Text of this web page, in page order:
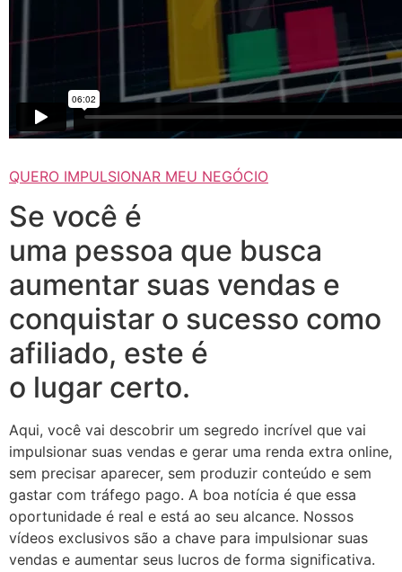
QUERO IMPULSIONAR MEU NEGÓCIO
Se você é
uma pessoa que busca
aumentar suas vendas e
conquistar o sucesso como
afiliado, este é
o lugar certo.
Aqui, você vai descobrir um segredo incrível que vai
impulsionar suas vendas e gerar uma renda extra online,
sem precisar aparecer, sem produzir conteúdo e sem
gastar com tráfego pago. A boa notícia é que essa
oportunidade é real e está ao seu alcance. Nossos
vídeos exclusivos são a chave para impulsionar suas
vendas e aumentar seus lucros de forma significativa.